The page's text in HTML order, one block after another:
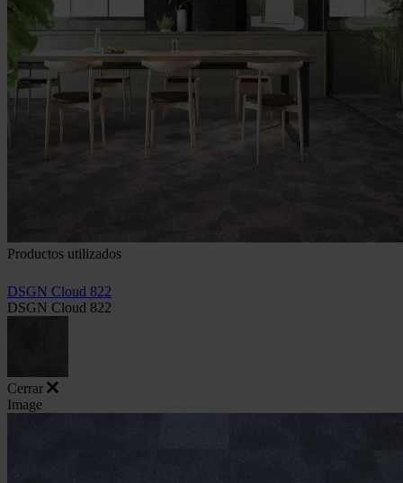
Productos utilizados
DSGN Cloud 822
DSGN Cloud 822
Cerrar
Image